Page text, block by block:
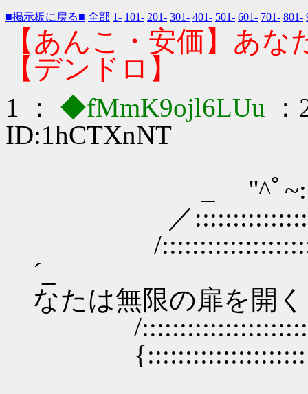
■掲示板に戻る■ 全部 1- 101- 201- 301- 401- 501- 601- 701- 801-
【あんこ・安価】あ
【デンドロ】
1 ： ◆fMmK9ojl6LUu
ID:1hCTXnNT
_ ''^ﾟ
／
/
´_ 【あ
なたは無限の扉を開
/